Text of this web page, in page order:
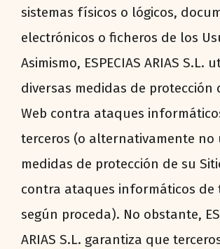
sistemas físicos o lógicos,
electrónicos o ficheros de los
Asimismo, ESPECIAS ARIAS S.L.
diversas medidas de protección
Web contra ataques
terceros (o alternativamente no
medidas de protección de su
contra ataques informáticos de
según proceda). No obstante,
ARIAS S.L. garantiza que